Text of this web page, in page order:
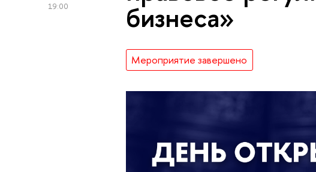
19:00
бизнеса»
Мероприятие завершено